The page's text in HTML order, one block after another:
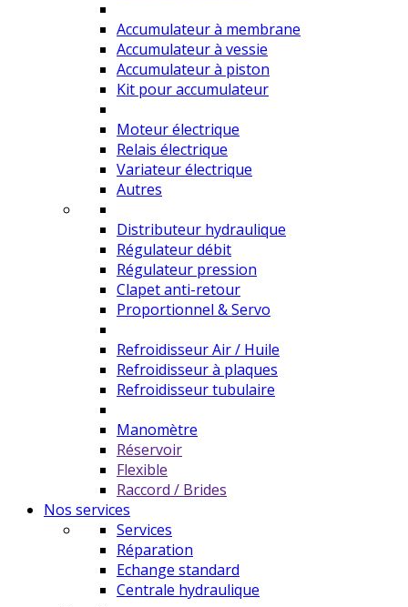
Accumulateur à membrane
Accumulateur à vessie
Accumulateur à piston
Kit pour accumulateur
Moteur électrique
Relais électrique
Variateur électrique
Autres
Distributeur hydraulique
Régulateur débit
Régulateur pression
Clapet anti-retour
Proportionnel & Servo
Refroidisseur Air / Huile
Refroidisseur à plaques
Refroidisseur tubulaire
Manomètre
Réservoir
Flexible
Raccord / Brides
Nos services
Services
Réparation
Echange standard
Centrale hydraulique